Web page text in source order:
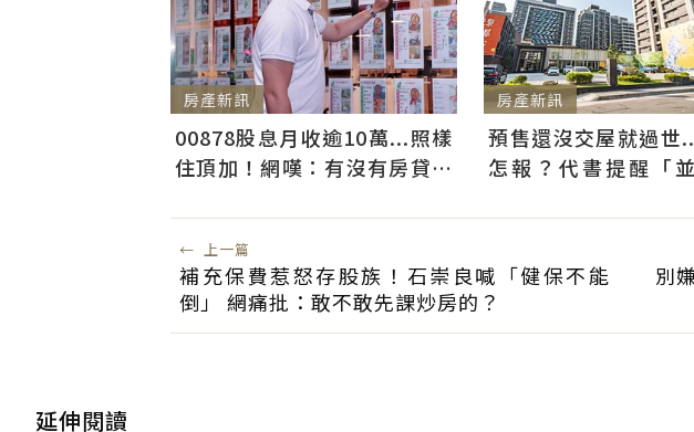
房產新訊
00878股息月收逾10萬...照樣
住頂加！網嘆：有沒有房貸才
房產新訊
預售還沒交屋就過世
怎報？代書提醒「
← 上一篇
補充保費惹怒存股族！石崇良喊「健保不能
倒」 網痛批：敢不敢先課炒房的？
別
延伸閱讀